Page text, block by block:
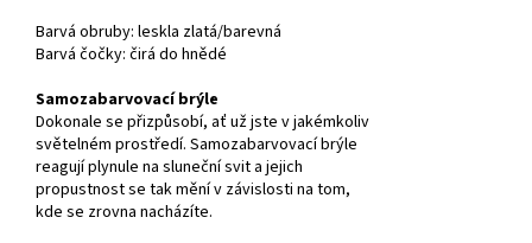
Barvá obruby: leskla zlatá/barevná
Barvá čočky: čirá do hnědé
Samozabarvovací brýle
Dokonale se přizpůsobí, ať už jste v jakémkoliv
světelném prostředí. Samozabarvovací brýle
reagují plynule na sluneční svit a jejich
propustnost se tak mění v závislosti na tom,
kde se zrovna nacházíte.